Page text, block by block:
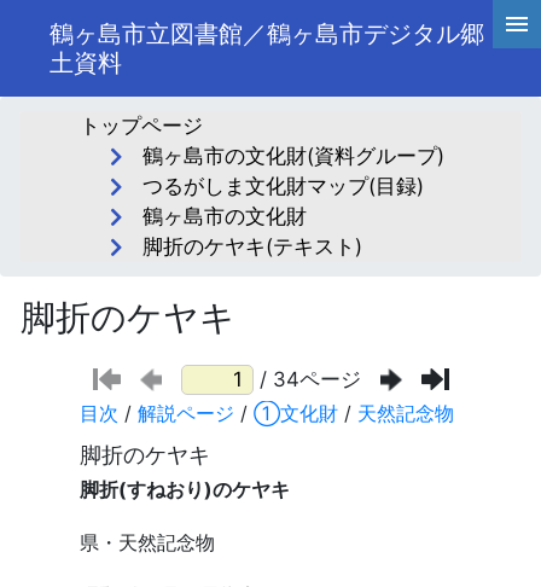
鶴ヶ島市立図書館／鶴ヶ島市デジタル郷
土資料
トップページ
鶴ヶ島市の文化財(資料グループ)
つるがしま文化財マップ(目録)
鶴ヶ島市の文化財
脚折のケヤキ(テキスト)
脚折のケヤキ
/ 34ページ